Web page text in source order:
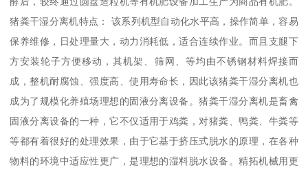
猪粪干湿分离机特点： 该系列机型自动化水平高，操作简单，容易
保养维修，日处理量大，动力消耗低，适合连续作业。而且支腿下
方安装轮子方便移动，其机架、筛网、等均由不锈钢材料焊接而
成，整机耐腐蚀、强度高、使用寿命长，因此该猪粪干湿分离机也
成为了规模化养殖场理想的固液分离设备。猪粪干湿分离机是畜禽
固液分离设备的一种，它不仅适用于鸡粪，对猪粪、鸭粪、牛粪等
等都有着很好的处理效果，由于它基于挤压式脱水的原理，在各种
物料的环境中适应性更广，是理想的湿料脱水设备。精拓机械用更